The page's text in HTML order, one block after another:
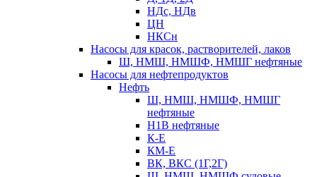
НДс, НДв
ЦН
НКСн
Насосы для красок, растворителей, лаков
Ш, НМШ, НМШФ, НМШГ нефтяные
Насосы для нефтепродуктов
Нефть
Ш, НМШ, НМШФ, НМШГ
нефтяные
Н1В нефтяные
К-Е
КМ-Е
ВК, ВКС (1Г,2Г)